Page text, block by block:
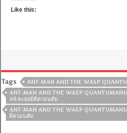
Like this:
Tags
ANT-MAN AND THE WASP
ANT-MAN AND THE WASP
สพ์ ตะลุยมิติควอนตัม
ANT-MAN AND THE WASP
ติควอนตัม